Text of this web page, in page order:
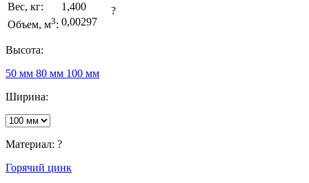
Вес, кг:
1,400
Объем, м3: 0,00297
?
Высота:
50 мм 80 мм 100 мм
Ширина:
Материал: ?
Горячий цинк